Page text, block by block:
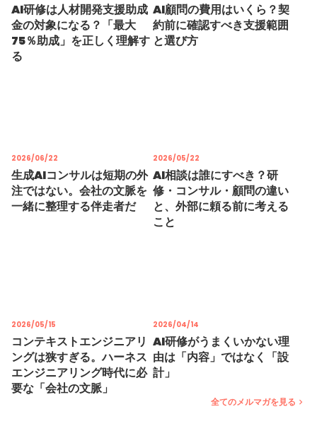
AI研修は人材開発支援助成
金の対象になる？「最大
75％助成」を正しく理解す
る
AI顧問の費用はいくら？契
約前に確認すべき支援範囲
と選び方
2026/06/22
生成AIコンサルは短期の外
注ではない。会社の文脈を
一緒に整理する伴走者だ
2026/05/22
AI相談は誰にすべき？研
修・コンサル・顧問の違い
と、外部に頼る前に考える
こと
2026/05/15
コンテキストエンジニアリ
ングは狭すぎる。ハーネス
エンジニアリング時代に必
要な「会社の文脈」
2026/04/14
AI研修がうまくいかない理
由は「内容」ではなく「設
計」
全てのメルマガを見る keyboard_arrow_right